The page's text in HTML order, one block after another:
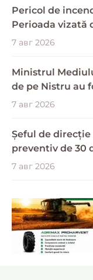
Pericol de
Perioada vizată
7 авг 2026
Ministrul
de pe Nistru au
7 авг 2026
Șeful de direcție
preventiv de 30
7 авг 2026